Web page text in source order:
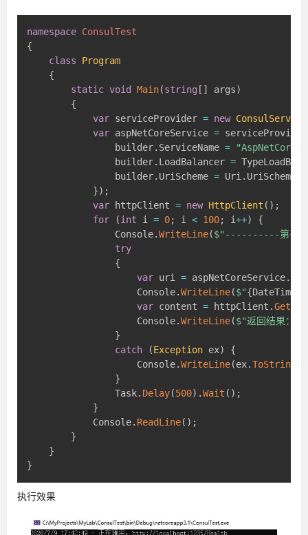
namespace ConsulTest
{
class
Program
{
static void Main(string [ ] args)
{
var serviceProvider = new
var aspNetCoreService = serviceProvider
                builder
. ServiceName = "AspNetCore"
                builder
. LoadBalancer =
                builder
. UriScheme = Uri .
}) ;
var httpClient = new HttpClient ( ) ;
for
(int i = 0; i < 100; i++)
{
                Console
.WriteLine($"----------第{
try
{
var uri = aspNetCoreService.
                    Console
.WriteLine($"{DateTime
var content = httpClient .
                    Console
.WriteLine($"返回结果：
}
catch
(Exception ex)
{
                    Console
.WriteLine(ex.ToString
}
                Task
. Delay(500) .Wait ( ) ;
}
            Console
. ReadLine( ) ;
}
}
}
执行效果